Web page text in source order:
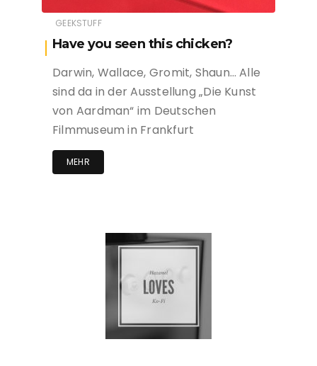
GEEKSTUFF
Have you seen this chicken?
Darwin, Wallace, Gromit, Shaun… Alle
sind da in der Ausstellung „Die Kunst
von Aardman“ im Deutschen
Filmmuseum in Frankfurt
MEHR